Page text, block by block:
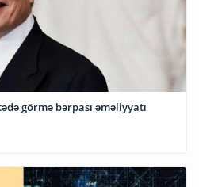
görmə bərpası əməliyyatı